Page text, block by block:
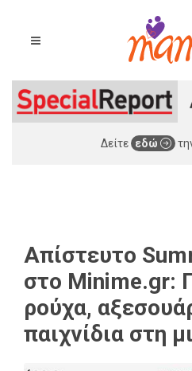
Δείτε εδώ
Απίστευτο
στο Μinime.gr:
ρούχα,
παιχνίδια στη